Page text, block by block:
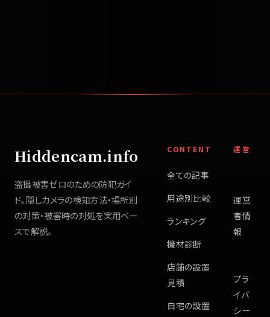
Hiddencam.info
盗撮被害ゼロのための防犯ガイ
ド。隠しカメラの検知方法・場所別
の対策・被害時の対処を実用ベー
スで解説。
CONTENT
全ての記事
用途別比較
ランキング
機材診断
店舗の設置
見積
自宅の設置
運営
運営
者情
報
プラ
イバ
シー